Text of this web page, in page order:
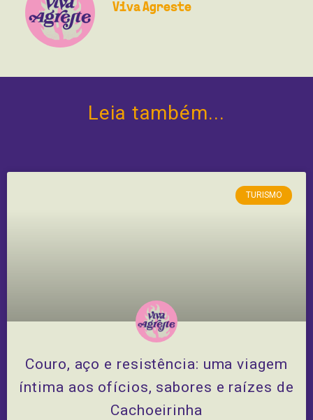
Viva Agreste
Leia também...
TURISMO
Couro, aço e resistência: uma viagem
íntima aos ofícios, sabores e raízes de
Cachoeirinha